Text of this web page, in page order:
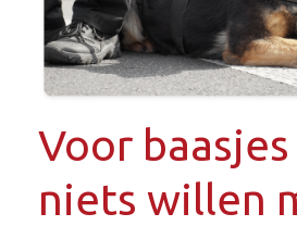
Voor
niets willen